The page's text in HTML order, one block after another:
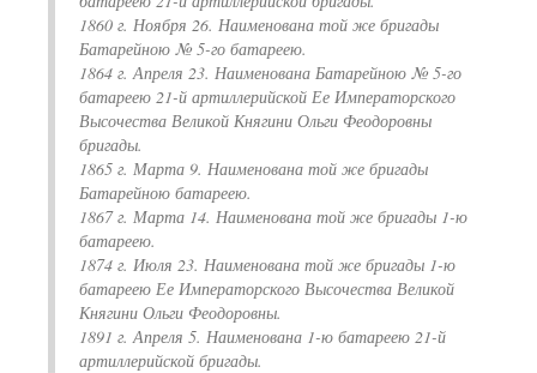
1860 г. Ноября 26. Наименована той же бригады
Батарейною № 5-го батареею.
1864 г. Апреля 23. Наименована Батарейною № 5-го
батареею 21-й артиллерийской Ее Императорского
Высочества Великой Княгини Ольги Феодоровны
бригады.
1865 г. Марта 9. Наименована той же бригады
Батарейною батареею.
1867 г. Марта 14. Наименована той же бригады 1-ю
батареею.
1874 г. Июля 23. Наименована той же бригады 1-ю
батареею Ее Императорского Высочества Великой
Княгини Ольги Феодоровны.
1891 г. Апреля 5. Наименована 1-ю батареею 21-й
артиллерийской бригады.